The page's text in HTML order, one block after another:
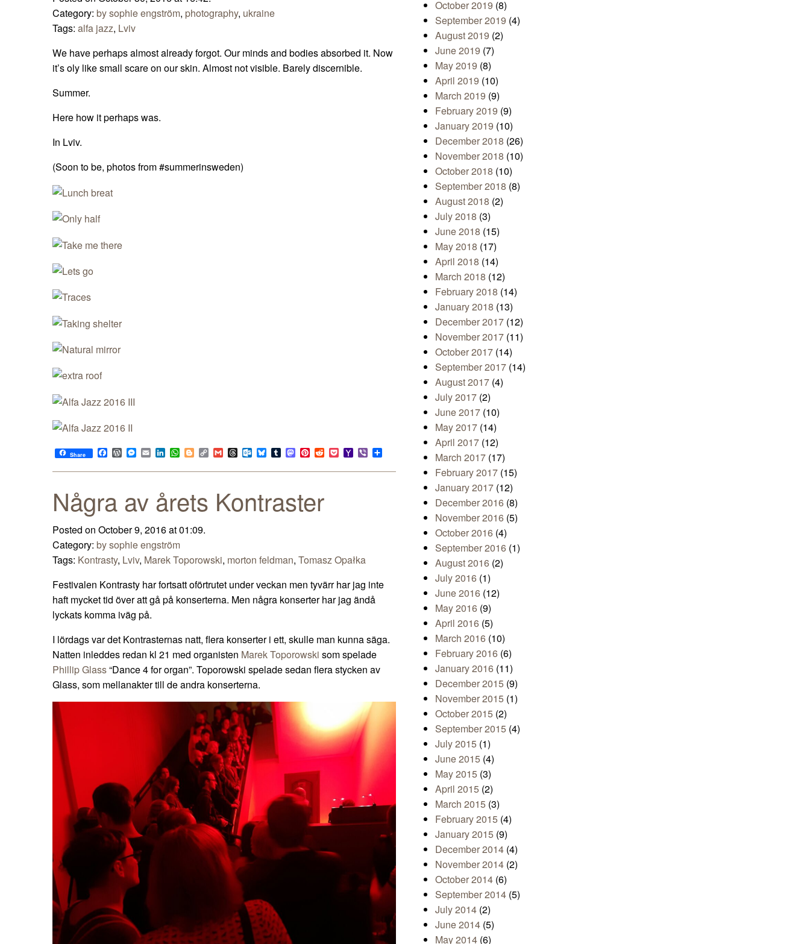
Category: by sophie engström, photography, ukraine
Tags: alfa jazz, Lviv
We have perhaps almost already forgot. Our minds and bodies absorbed it. Now
it’s oly like small scare on our skin. Almost not visible. Barely discernible.
Summer.
Here how it perhaps was.
In Lviv.
(Soon to be, photos from #summerinsweden)
Share Facebook
WordPress
Messenger
EmailLinkedIn
WhatsApp
BloggerCopy
Link
GmailThreadsOutlook.com
Bluesky
TumblrMastodon
Pinterest
RedditPocketYahoo
Mail
Viber
Några av årets Kontraster
Posted on October 9, 2016 at 01:09.
Category: by sophie engström
Tags: Kontrasty, Lviv, Marek Toporowski, morton feldman, Tomasz Opałka
​Festivalen Kontrasty har fortsatt oförtrutet under veckan men tyvärr har jag inte
haft mycket tid över att gå på konserterna. Men några konserter har jag ändå
lyckats komma iväg på.
I lördags var det Kontrasternas natt, flera konserter i ett, skulle man kunna säga.
Natten inleddes redan kl 21 med organisten Marek Toporowski som spelade
Phillip Glass“Dance 4 for organ”. Toporowski spelade sedan flera stycken av
Glass, som mellanakter till de andra konserterna.
October 2019 (8)
September 2019 (4)
August 2019 (2)
June 2019 (7)
May 2019 (8)
April 2019 (10)
March 2019 (9)
February 2019 (9)
January 2019 (10)
December 2018 (26)
November 2018 (10)
October 2018 (10)
September 2018 (8)
August 2018 (2)
July 2018 (3)
June 2018 (15)
May 2018 (17)
April 2018 (14)
March 2018 (12)
February 2018 (14)
January 2018 (13)
December 2017 (12)
November 2017 (11)
October 2017 (14)
September 2017 (14)
August 2017 (4)
July 2017 (2)
June 2017 (10)
May 2017 (14)
April 2017 (12)
March 2017 (17)
February 2017 (15)
January 2017 (12)
December 2016 (8)
November 2016 (5)
October 2016 (4)
September 2016 (1)
August 2016 (2)
July 2016 (1)
June 2016 (12)
May 2016 (9)
April 2016 (5)
March 2016 (10)
February 2016 (6)
January 2016 (11)
December 2015 (9)
November 2015 (1)
October 2015 (2)
September 2015 (4)
July 2015 (1)
June 2015 (4)
May 2015 (3)
April 2015 (2)
March 2015 (3)
February 2015 (4)
January 2015 (9)
December 2014 (4)
November 2014 (2)
October 2014 (6)
September 2014 (5)
July 2014 (2)
June 2014 (5)
May 2014 (6)